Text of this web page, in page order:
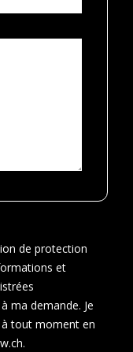
de protection
et
ma demande. Je
tout moment en